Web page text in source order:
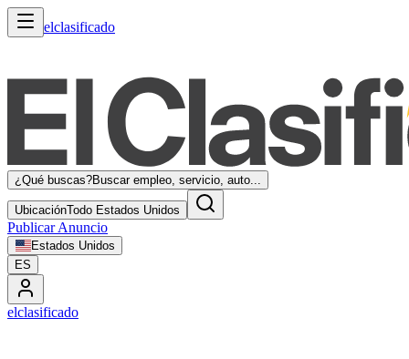
elclasificado
¿Qué buscas?Buscar empleo, servicio, auto...
UbicaciónTodo Estados Unidos
Publicar Anuncio
Estados Unidos
ES
elclasificado